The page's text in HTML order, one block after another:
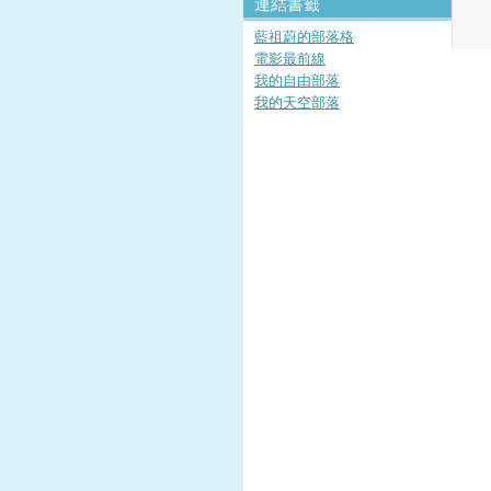
連結書籤
藍祖蔚的部落格
電影最前線
我的自由部落
我的天空部落